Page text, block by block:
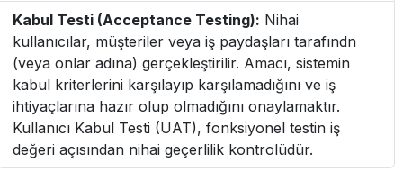
Kabul Testi (Acceptance Testing): Nihai
kullanıcılar, müşteriler veya iş paydaşları tarafındn
(veya onlar adına) gerçekleştirilir. Amacı, sistemin
kabul kriterlerini karşılayıp karşılamadığını ve iş
ihtiyaçlarına hazır olup olmadığını onaylamaktır.
Kullanıcı Kabul Testi (UAT), fonksiyonel testin iş
değeri açısından nihai geçerlilik kontrolüdür.